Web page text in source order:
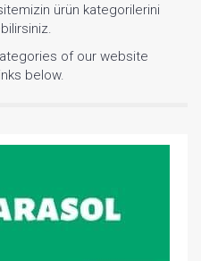
of our website
below.